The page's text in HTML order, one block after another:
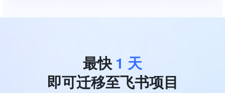
最快 1 天
即可迁移至飞书项目